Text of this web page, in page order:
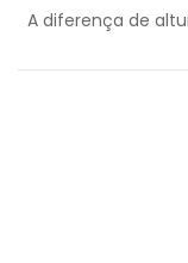
A diferença de